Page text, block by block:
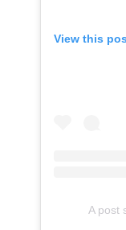
View this
A post